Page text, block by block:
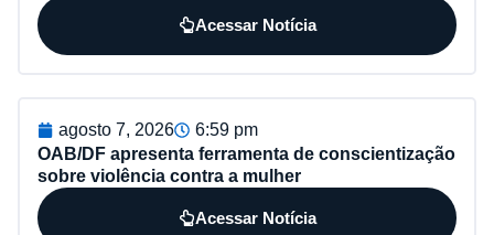
Acessar Notícia
agosto 7, 2026
6:59 pm
OAB/DF apresenta ferramenta de conscientização
sobre violência contra a mulher
Acessar Notícia